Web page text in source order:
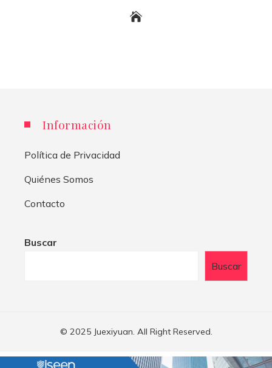
Información
Política de Privacidad
Quiénes Somos
Contacto
Buscar
Buscar
© 2025 Juexiyuan. All Right Reserved.